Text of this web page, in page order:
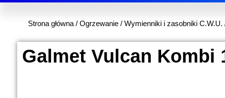
Strona główna / Ogrzewanie / Wymienniki i zasobniki C.W.U.
Galmet Vulcan Kombi